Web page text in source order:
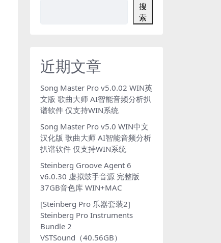
搜
索
近期文章
Song Master Pro v5.0.02 WIN英
文版 歌曲大师 AI智能音频分析扒
谱软件 仅支持WIN系统
Song Master Pro v5.0 WIN中文
汉化版 歌曲大师 AI智能音频分析
扒谱软件 仅支持WIN系统
Steinberg Groove Agent 6
v6.0.30 虚拟鼓手音源 完整版
37GB音色库 WIN+MAC
[Steinberg Pro 乐器套装2]
Steinberg Pro Instruments
Bundle 2
VSTSound（40.56GB）